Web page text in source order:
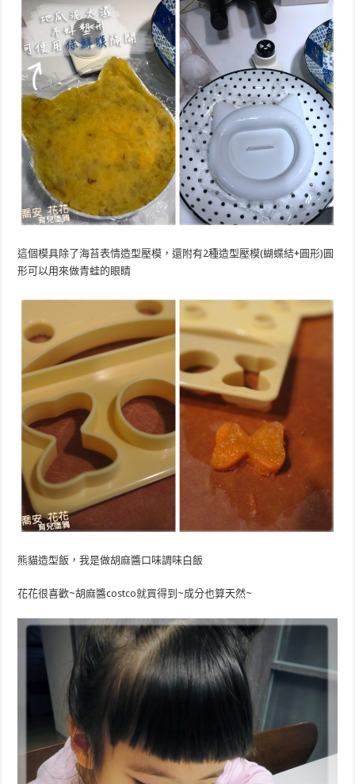
這個模具除了海苔表情造型壓模，還附有2種造型壓模(蝴蝶結+圓形)圓
形可以用來做青蛙的眼睛
熊貓造型飯，我是做胡麻醬口味調味白飯
花花很喜歡~胡麻醬costco就買得到~成分也算天然~